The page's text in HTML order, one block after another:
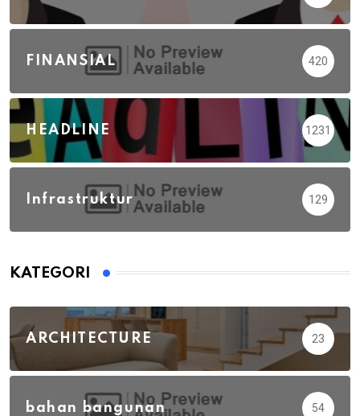
FINANSIAL 420
HEADLINE 1231
Infrastruktur 129
KATEGORI
ARCHITECTURE 23
bahan bangunan 54